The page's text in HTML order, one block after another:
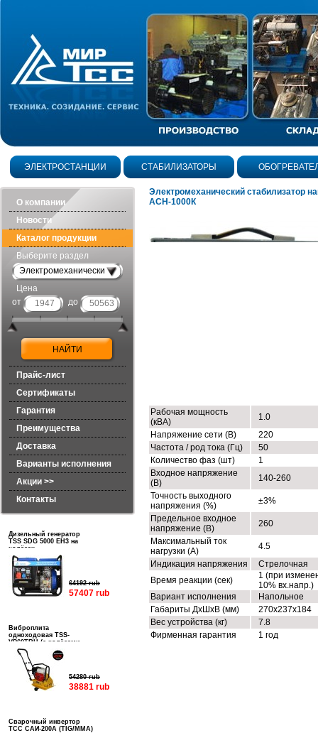
ЭЛЕКТРОСТАНЦИИ СТАБИЛИЗАТОРЫ
О компании
Новости
Каталог продукции
Выберите раздел
Электромеханические
Цена
от
до
Прайс-лист
Сертификаты
Гарантия
Преимущества
Доставка
Варианты исполнения
Акции >>
Контакты
Дизельный генератор
TSS SDG 5000 EH3 на
колёсах
64192 rub
57407 rub
Виброплита
одноходовая TSS-
VP60TRH (с колёсами,
баком и ковриком)
54280 rub
38881 rub
Сварочный инвертор
ТСС САИ-200А (TIG/MMA)
Электромеханический стабилизатор
АСН-1000К
Рабочая мощность
(кВА)
1.0
Напряжение сети (В)
220
Частота / род тока (Гц)
50
Количество фаз (шт)
1
Входное напряжение
(В)
140-260
Точность выходного
напряжения (%)
±3%
Предельное входное
напряжение (В)
260
Максимальный ток
нагрузки (А)
4.5
Индикация напряжения
Стрелочная
Время реакции (сек)
1 (при
10% вх.напр.)
Вариант исполнения
Напольное
Габариты ДхШхВ (мм)
270х237х184
Вес устройства (кг)
7.8
Фирменная гарантия
1 год